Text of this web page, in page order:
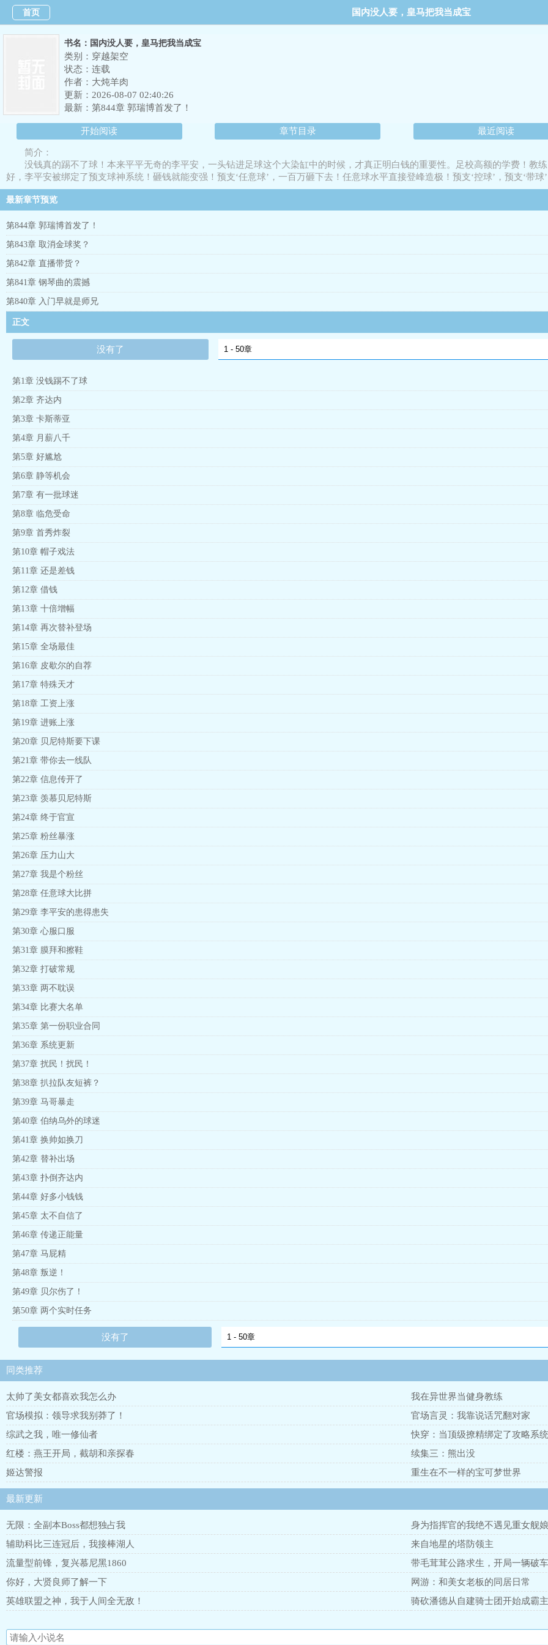
首页 国内没人要，皇马把我当成宝
书名：国内没人要，皇马把我当成宝
类别：穿越架空
状态：连载
作者： 大炖羊肉
更新：2026-08-07 02:40:26
最新： 第844章 郭瑞博首发了！
开始阅读 章节目录 最近阅读
简介：
没钱真的踢不了球！本来平平无奇的李平安，一头钻进足球这个大染缸中的时候，才真正明白钱的重要性。足校高额的学费！教
好，李平安被绑定了预支球神系统！砸钱就能变强！预支‘任意球’，一百万砸下去！任意球水平直接登峰造极！预支‘控球’，预支‘
登临巅峰，回首遥望，这才发现，他的所有辉煌全都是金钱铺就！
最新章节预览
第844章 郭瑞博首发了！
第843章 取消金球奖？
第842章 直播带货？
第841章 钢琴曲的震撼
第840章 入门早就是师兄
正文
没有了
第1章 没钱踢不了球
第2章 齐达内
第3章 卡斯蒂亚
第4章 月薪八千
第5章 好尴尬
第6章 静等机会
第7章 有一批球迷
第8章 临危受命
第9章 首秀炸裂
第10章 帽子戏法
第11章 还是差钱
第12章 借钱
第13章 十倍增幅
第14章 再次替补登场
第15章 全场最佳
第16章 皮歇尔的自荐
第17章 特殊天才
第18章 工资上涨
第19章 进账上涨
第20章 贝尼特斯要下课
第21章 带你去一线队
第22章 信息传开了
第23章 羡慕贝尼特斯
第24章 终于官宣
第25章 粉丝暴涨
第26章 压力山大
第27章 我是个粉丝
第28章 任意球大比拼
第29章 李平安的患得患失
第30章 心服口服
第31章 膜拜和擦鞋
第32章 打破常规
第33章 两不耽误
第34章 比赛大名单
第35章 第一份职业合同
第36章 系统更新
第37章 扰民！扰民！
第38章 扒拉队友短裤？
第39章 马哥暴走
第40章 伯纳乌外的球迷
第41章 换帅如换刀
第42章 替补出场
第43章 扑倒齐达内
第44章 好多小钱钱
第45章 太不自信了
第46章 传递正能量
第47章 马屁精
第48章 叛逆！
第49章 贝尔伤了！
第50章 两个实时任务
没有了
同类推荐
太帅了美女都喜欢我怎么办
我在异世界当健身教练
官场模拟：领导求我别莽了！
官场言灵：我靠说话咒翻对家
综武之我，唯一修仙者
快穿：当顶级撩精绑定了攻略系统
红楼：燕王开局，截胡和亲探春
续集三：熊出没
姬达警报
重生在不一样的宝可梦世界
最新更新
无限：全副本Boss都想独占我
身为指挥官的我绝不遇见重女舰娘
辅助科比三连冠后，我接棒湖人
来自地星的塔防领主
流量型前锋，复兴慕尼黑1860
带毛茸茸公路求生，开局一辆破车
你好，大贤良师了解一下
网游：和美女老板的同居日常
英雄联盟之神，我于人间全无敌！
骑砍潘德从自建骑士团开始成霸主